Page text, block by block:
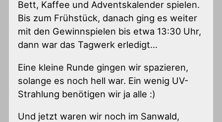
Bett, Kaffee und Adventskalender spielen.
Bis zum Frühstück, danach ging es weiter
mit den Gewinnspielen bis etwa 13:30 Uhr,
dann war das Tagwerk erledigt…
Eine kleine Runde gingen wir spazieren,
solange es noch hell war. Ein wenig UV-
Strahlung benötigen wir ja alle :)
Und jetzt waren wir noch im Sanwald,